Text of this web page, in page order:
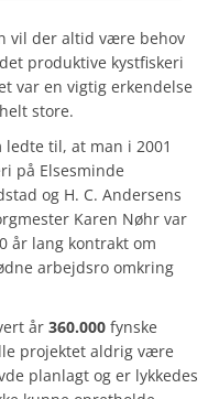
vil der altid være behov
produktive kystfiskeri
var en vigtig erkendelse
store.
til, at man i 2001
på Elsesminde
og H. C. Andersens
Karen Nøhr var
år lang kontrakt om
arbejdsro omkring
år 360.000 fynske
projektet aldrig være
planlagt og er lykkedes